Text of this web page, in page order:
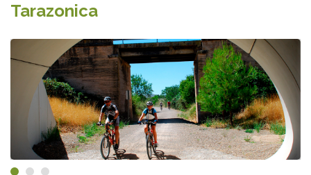
Tarazonica